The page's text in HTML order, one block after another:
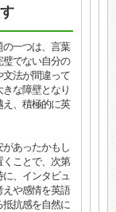
の一つは、言葉
璧でない自分の
法が間違って
な障壁となり
え、積極的に英
あったかもし
ことで、次第
、インタビュ
えや感情を英語
抗感を自然に